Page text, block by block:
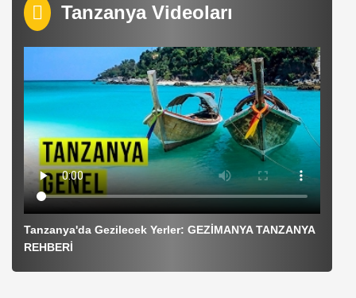
Tanzanya Videoları
Tanzanya'da Gezilecek Yerler: GEZİMANYA TANZANYA
REHBERİ